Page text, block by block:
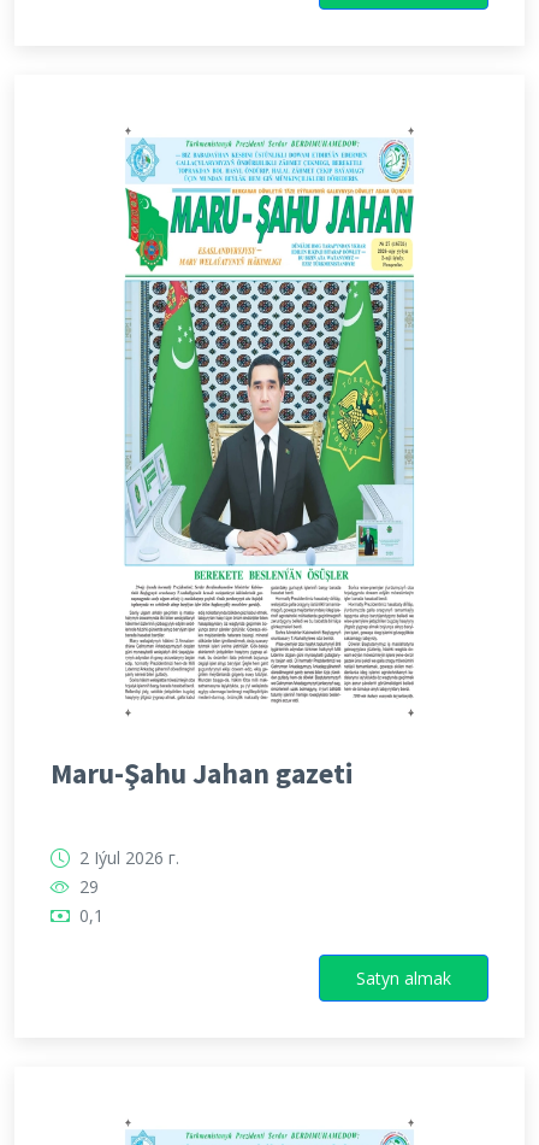
Maru-Şahu Jahan gazeti
2 Iýul 2026 г.
29
0,1
Satyn almak